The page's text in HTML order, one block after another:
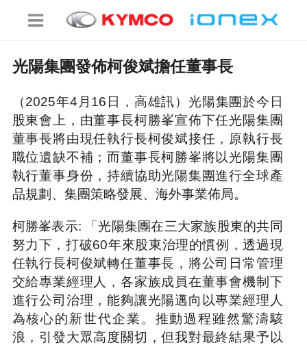
光陽集團發佈柯俊斌擔任董事長
（2025年4月16日，高雄訊）光陽集團於今日
股東會上，由董事長柯勝峯宣佈下任光陽集團
董事長將由現任執行長柯俊斌接任，原執行長
職位遺缺不補；而董事長柯勝峯將以光陽集團
執行董事身份，持續協助光陽集團進行全球產
品規劃、集團策略發展、海外事業佈局。
柯勝峯表示: 「光陽集團在三大家族股東的共同
努力下，打破60年來股東治理的慣例，透過現
任執行長柯俊斌轉任董事長，將公司日常管理
交給專業經理人，各家族成員在董事會機制下
進行公司治理，能夠讓光陽邁向以專業經理人
為核心的新世代企業。推動過程雖然驚濤駭
浪，引發大眾高度關切，但我對最終結果予以